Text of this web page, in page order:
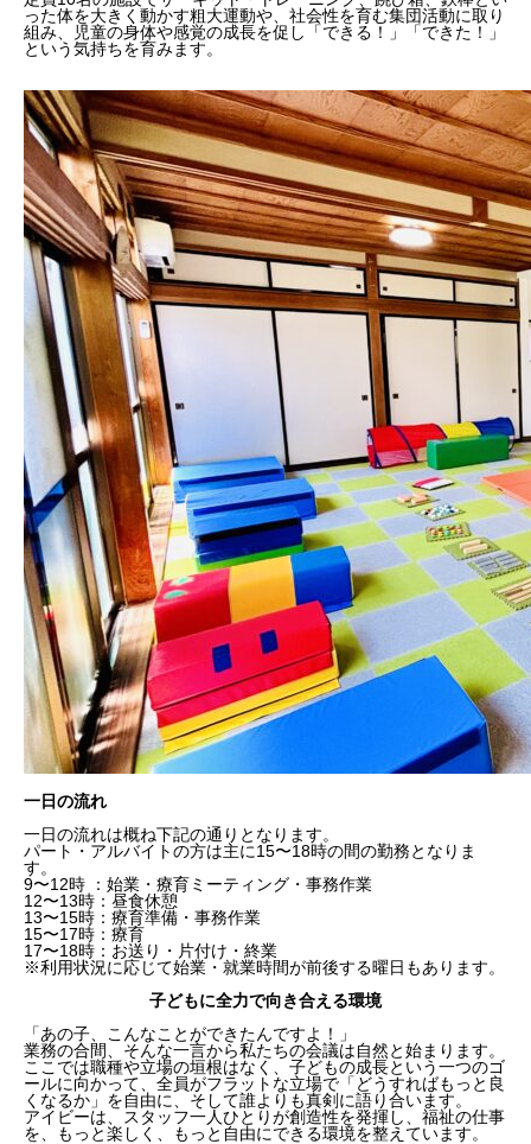
った体を大きく動かす粗大運動や、社会性を育む集団活動に取り
組み、児童の身体や感覚の成長を促し「できる！」「できた！」
という気持ちを育みます。
一日の流れ
一日の流れは概ね下記の通りとなります。
パート・アルバイトの方は主に15〜18時の間の勤務となりま
す。
9〜12時 ：始業・療育ミーティング・事務作業
12〜13時：昼食休憩
13〜15時：療育準備・事務作業
15〜17時：療育
17〜18時：お送り・片付け・終業
※利用状況に応じて始業・就業時間が前後する曜日もあります。
子どもに全力で向き合える環境
「あの子、こんなことができたんですよ！」
業務の合間、そんな一言から私たちの会議は自然と始まります。
ここでは職種や立場の垣根はなく、子どもの成長という一つのゴ
ールに向かって、全員がフラットな立場で「どうすればもっと良
くなるか」を自由に、そして誰よりも真剣に語り合います。
アイビーは、スタッフ一人ひとりが創造性を発揮し、福祉の仕事
を、もっと楽しく、もっと自由にできる環境を整えています。